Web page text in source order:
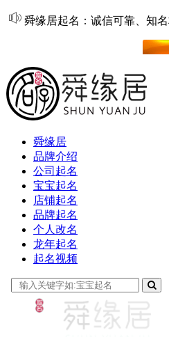
舜缘居起名：诚信可靠、知
舜缘居
品牌介绍
公司起名
宝宝起名
店铺起名
品牌起名
个人改名
龙年起名
起名视频